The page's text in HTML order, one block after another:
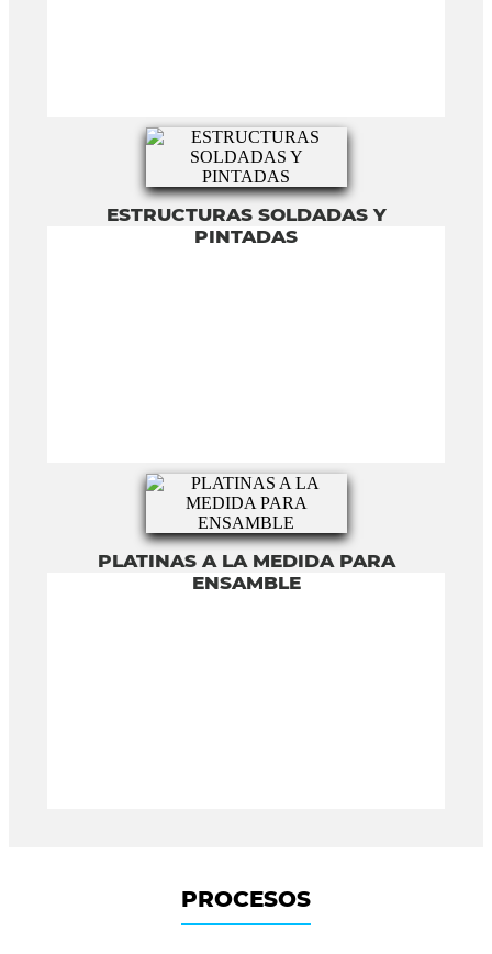
ESTRUCTURAS SOLDADAS Y
PINTADAS
PLATINAS A LA MEDIDA PARA
ENSAMBLE
PROCESOS